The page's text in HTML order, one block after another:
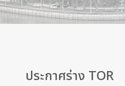
ประกาศร่าง TOR